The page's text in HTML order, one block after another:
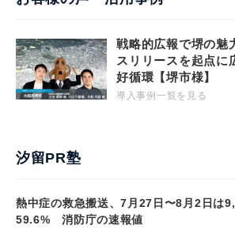
戦略的広報で堺の魅
スリリースを起点に
好循環【堺市様】
導入事例一覧を見る
汐留PR塾
熱中症の救急搬送、7月27日〜8月2日
59.6% 消防庁の速報値